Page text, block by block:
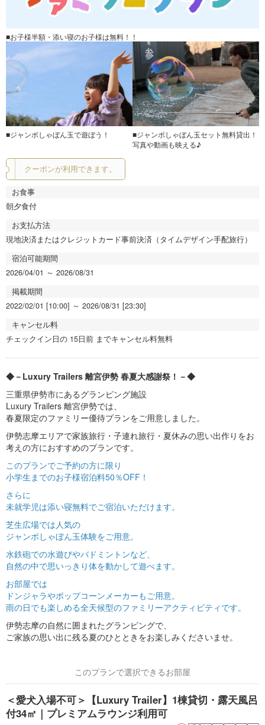
■お子様半額・添い寝のお子様は無料！！
■ジャンボしゃぼん玉で遊ぼう！
■ジャンボしゃぼん玉セット無料貸出！
写真や動画も映える♪
クーポンが利用できます。
お食事
朝夕食付
お支払方法
現地決済またはクレジットカード事前決済（タイムデザイン手配旅行）
宿泊可能期間
2026/04/01 ～ 2026/08/31
掲載期間
2022/02/01 [10:00] ～ 2026/08/31 [23:30]
キャンセル料
チェックイン日の 15日前 までキャンセル料無料
◆－Luxury Trailers 離宮伊勢 春夏大感謝祭！－◆
三重県伊勢市にあるグランピング施設
Luxury Trailers 離宮伊勢では、
春夏限定のファミリー優待プランをご用意しました。
伊勢志摩エリアで家族旅行・子連れ旅行・夏休みの思い出作りをお
考えの方におすすめのプランです。
このプランでご予約の方に限り
小学生までのお子様宿泊料50％OFF！
さらに
未就学児は添い寝無料でご宿泊いただけます。
芝生広場では人気の
ジャンボしゃぼん玉体験をご用意。
水鉄砲での水遊びやバドミントンなど、
自然の中で思いっきり体を動かして遊べます。
お部屋では
ドンジャラやポップコーンメーカーもご用意。
雨の日でも楽しめる全天候型のファミリーアクティビティです。
伊勢志摩の自然に囲まれたグランピングで、
ご家族の思い出に残る夏のひとときをお楽しみくださいませ。
このプランで選択できるお部屋
＜愛犬入場不可＞【Luxury Trailer】1棟貸切・露天風呂
付34㎡｜プレミアムラウンジ利用可